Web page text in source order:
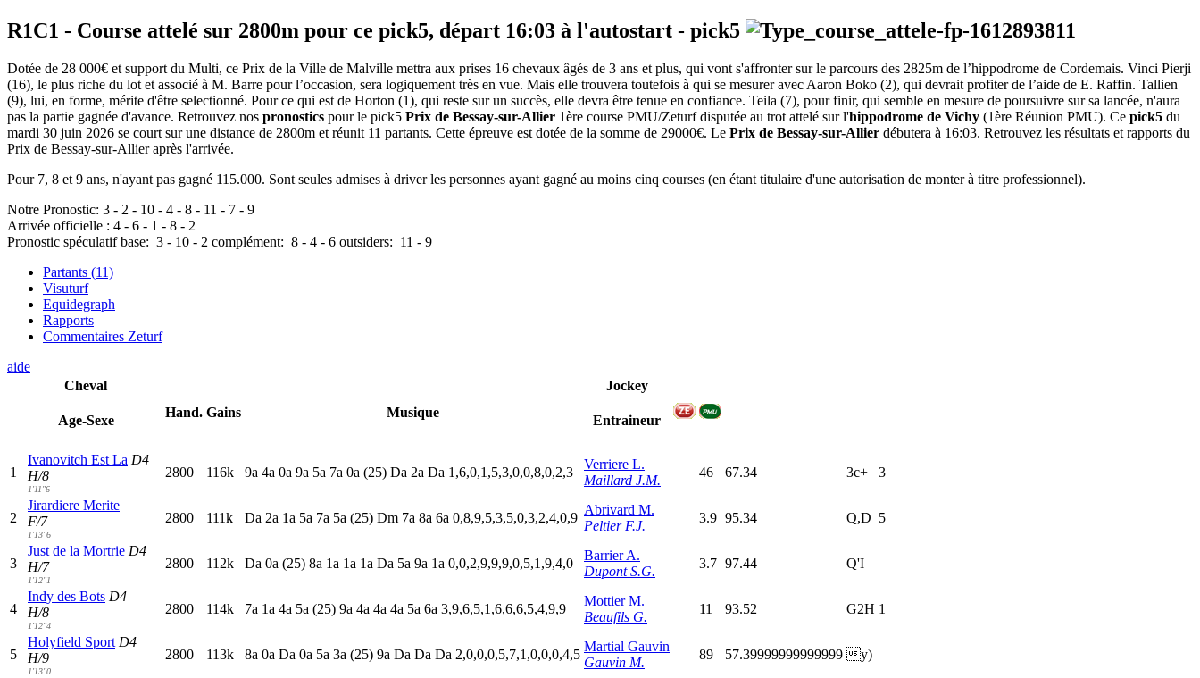
R1C1 - Course attelé sur 2800m pour ce pick5, départ 16:03 à l'autostart - pick5
Dotée de 28 000€ et support du Multi, ce Prix de la Ville de Malville mettra aux prises 16 chevaux âgés de 3 ans et plus, qui vont s'affronter sur le parcours des 2825m de l’hippodrome de Cordemais. Vinci Pierji
(16), le plus riche du lot et associé à M. Barre pour l’occasion, sera logiquement très en vue. Mais elle trouvera toutefois à qui se mesurer avec Aaron Boko (2), qui devrait profiter de l’aide de E. Raffin. Tallien
(9), lui, en forme, mérite d'être selectionné. Pour ce qui est de Horton (1), qui reste sur un succès, elle devra être tenue en confiance. Teila (7), pour finir, qui semble en mesure de poursuivre sur sa lancée, n'aura
pas la partie gagnée d'avance. Retrouvez nos pronostics pour le pick5 Prix de Bessay-sur-Allier 1ère course PMU/Zeturf disputée au trot attelé sur l'hippodrome de Vichy (1ère Réunion PMU). Ce pick5 du
mardi 30 juin 2026 se court sur une distance de 2800m et réunit 11 partants. Cette épreuve est dotée de la somme de 29000€. Le Prix de Bessay-sur-Allier débutera à 16:03. Retrouvez les résultats et rapports du
Prix de Bessay-sur-Allier après l'arrivée.
Pour 7, 8 et 9 ans, n'ayant pas gagné 115.000. Sont seules admises à driver les personnes ayant gagné au moins cinq courses (en étant titulaire d'une autorisation de monter à titre professionnel).
Notre Pronostic: 3 - 2 - 10 - 4 - 8 - 11 - 7 - 9
Arrivée officielle : 4 - 6 - 1 - 8 - 2
Pronostic spéculatif base: 3 - 10 - 2 complément: 8 - 4 - 6 outsiders: 11 - 9
Partants (11)
Visuturf
Equidegraph
Rapports
Commentaires Zeturf
aide
Cheval
Age-Sexe
Hand. Gains Musique
Jockey
Entraineur
1
Ivanovitch Est La D4
H/8
1'11"6
2800 116k 9a 4a 0a 9a 5a 7a 0a (25) Da 2a Da 1,6,0,1,5,3,0,0,8,0,2,3
Verriere L.
Maillard J.M.
46 67.34 3c+ 3
2
Jirardiere Merite
F/7
1'13"6
2800 111k Da 2a 1a 5a 7a 5a (25) Dm 7a 8a 6a 0,8,9,5,3,5,0,3,2,4,0,9
Abrivard M.
Peltier F.J.
3.9 95.34 Q,D 5
3
Just de la Mortrie D4
H/7
1'12"1
2800 112k Da 0a (25) 8a 1a 1a 1a Da 5a 9a 1a 0,0,2,9,9,9,0,5,1,9,4,0
Barrier A.
Dupont S.G.
3.7 97.44 Q'I
4
Indy des Bots D4
H/8
1'12"4
2800 114k 7a 1a 4a 5a (25) 9a 4a 4a 4a 5a 6a 3,9,6,5,1,6,6,6,5,4,9,9
Mottier M.
Beaufils G.
11 93.52 G2H 1
5
Holyfield Sport D4
H/9
1'13"0
2800 113k 8a 0a Da 0a 5a 3a (25) 9a Da Da Da 2,0,0,0,5,7,1,0,0,0,4,5
Martial Gauvin
Gauvin M.
89 57.39999999999999 y)